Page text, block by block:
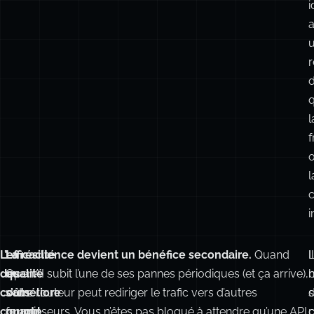
L’efficacité
des
coûts
compte
La
qualité
s’améliore
quand
La résilience devient un bénéfice secondaire. Quand
OpenAI subit l’une de ses pannes périodiques (et ça arrive),
votre routeur peut rediriger le trafic vers d’autres
fournisseurs. Vous n’êtes pas bloqué à attendre qu’une API
Il